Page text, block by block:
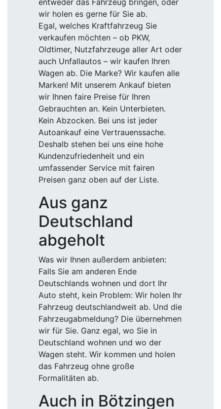
entweder das Fahrzeug bringen, oder
wir holen es gerne für Sie ab.
Egal, welches Kraftfahrzeug Sie
verkaufen möchten – ob PKW,
Oldtimer, Nutzfahrzeuge aller Art oder
auch Unfallautos – wir kaufen Ihren
Wagen ab. Die Marke? Wir kaufen alle
Marken! Mit unserem Ankauf bieten
wir Ihnen faire Preise für Ihren
Gebrauchten an. Kein Unterbieten.
Kein Abzocken. Bei uns ist jeder
Autoankauf eine Vertrauenssache.
Deshalb stehen bei uns eine hohe
Kundenzufriedenheit und ein
umfassender Service mit fairen
Preisen ganz oben auf der Liste.
Aus ganz
Deutschland
abgeholt
Was wir Ihnen außerdem anbieten:
Falls Sie am anderen Ende
Deutschlands wohnen und dort Ihr
Auto steht, kein Problem: Wir holen Ihr
Fahrzeug deutschlandweit ab. Und die
Fahrzeugabmeldung? Die übernehmen
wir für Sie. Ganz egal, wo Sie in
Deutschland wohnen und wo der
Wagen steht. Wir kommen und holen
das Fahrzeug ohne große
Formalitäten ab.
Auch in Bötzingen